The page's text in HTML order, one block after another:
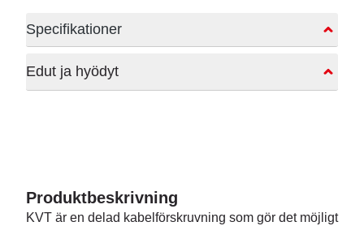
Specifikationer
Edut ja hyödyt
Produktbeskrivning
KVT är en delad kabelförskruvning som gör det möjligt